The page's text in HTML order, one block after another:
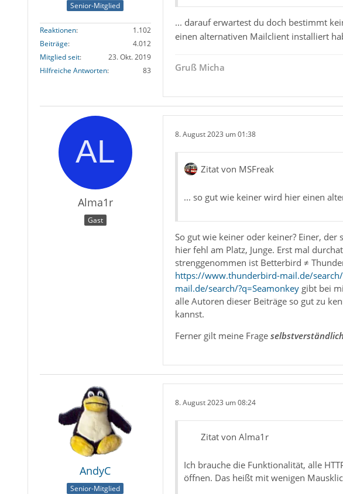
Senior-Mitglied
Reaktionen
1.102
Beiträge
4.012
Mitglied seit
23. Okt. 2019
Hilfreiche Antworten
83
... darauf erwartest du doch bestimmt
einen alternativen Mailclient installiert
Gruß Micha
Alma1r
Gast
8. August 2023 um 01:38
Zitat von MSFreak
... so gut wie keiner wird hier einen
So gut wie keiner oder keiner? Einer,
hier fehl am Platz, Junge. Erst mal
strenggenommen ist Betterbird ≠
https://www.thunderbird-mail.de/
mail.de/search/?q=Seamonkeygibt bei
alle Autoren dieser Beiträge so gut zu
kannst.
Ferner gilt meine Frage selbstverständlich
AndyC
Senior-Mitglied
8. August 2023 um 08:24
Zitat von Alma1r
Ich brauche die Funktionalität, alle
öffnen. Das heißt mit wenigen